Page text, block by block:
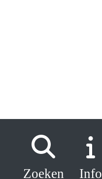
Zoeken Info